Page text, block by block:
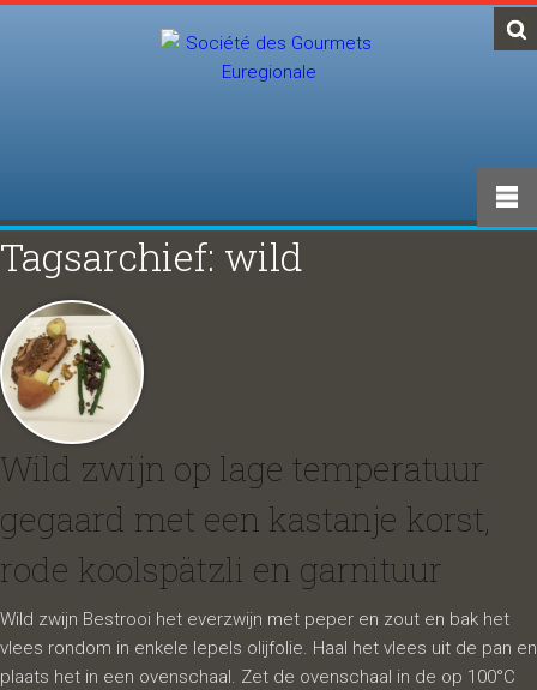
Tagsarchief: wild
Wild zwijn op lage temperatuur
gegaard met een kastanje korst,
rode koolspätzli en garnituur
Wild zwijn Bestrooi het everzwijn met peper en zout en bak het
vlees rondom in enkele lepels olijfolie. Haal het vlees uit de pan en
plaats het in een ovenschaal. Zet de ovenschaal in de op 100°C